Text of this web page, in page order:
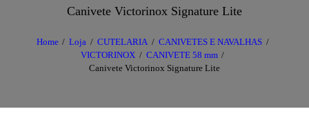
Canivete Victorinox Signature Lite
Home Loja CUTELARIA
CANIVETES E NAVALHAS
VICTORINOX
CANIVETE 58 mm
Canivete Victorinox Signature Lite